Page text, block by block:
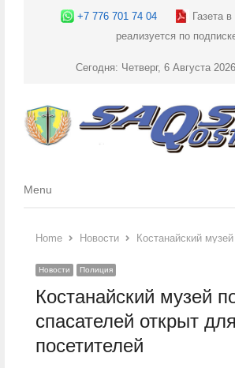
+7 776 701 74 04
Газета
реализуется по
Сегодня: Четверг, 6 Августа 2026
Menu
Menu
Home Новости Костанайский
Новости Полиция
Костанайский музей
спасателей открыт для
посетителей